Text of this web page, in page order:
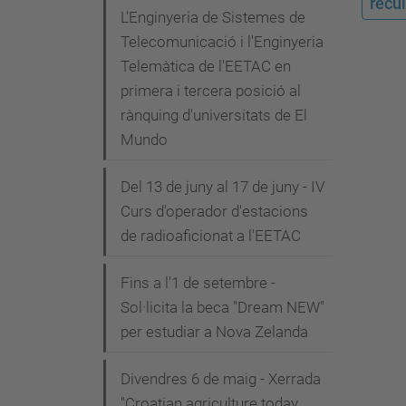
L'Enginyeria de Sistemes de
Telecomunicació i l'Enginyeria
Telemàtica de l'EETAC en
primera i tercera posició al
rànquing d'universitats de El
Mundo
Del 13 de juny al 17 de juny - IV
Curs d'operador d'estacions
de radioaficionat a l'EETAC
Fins a l'1 de setembre -
Sol·licita la beca "Dream NEW"
per estudiar a Nova Zelanda
Divendres 6 de maig - Xerrada